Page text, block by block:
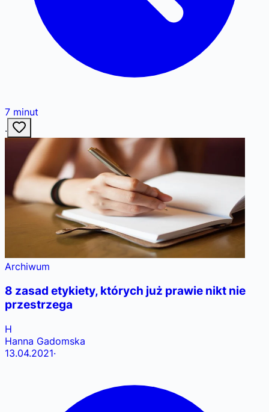
7 minut
·
Archiwum
8 zasad etykiety, których już prawie nikt nie
przestrzega
H
Hanna Gadomska
13.04.2021·